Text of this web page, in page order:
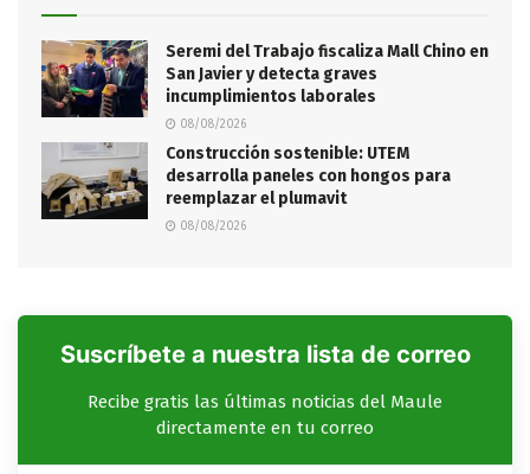
Seremi del Trabajo fiscaliza Mall Chino en
San Javier y detecta graves
incumplimientos laborales
08/08/2026
Construcción sostenible: UTEM
desarrolla paneles con hongos para
reemplazar el plumavit
08/08/2026
Suscríbete a nuestra lista de correo
Recibe gratis las últimas noticias del Maule
directamente en tu correo